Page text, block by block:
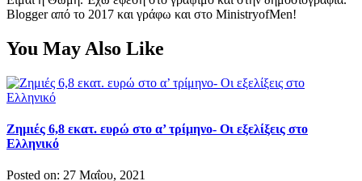
Blogger από το 2017 και γράφω και στο MinistryofMen!
You May Also Like
Ζημιές 6,8 εκατ. ευρώ στο α’ τρίμηνο- Οι εξελίξεις στο
Ελληνικό
Posted on: 27 Μαΐου, 2021